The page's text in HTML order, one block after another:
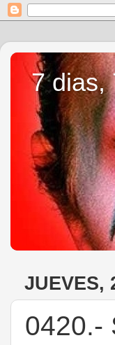
7 dias,
JUEVES,
0420.-